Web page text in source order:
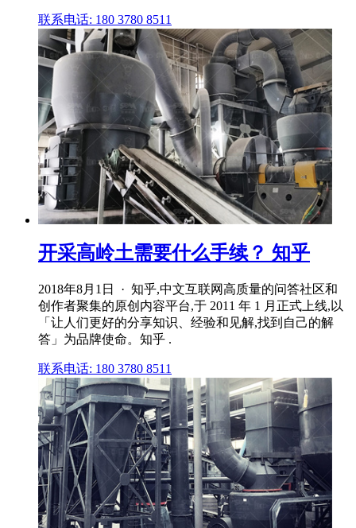
联系电话: 180 3780 8511
开采高岭土需要什么手续？ 知乎
2018年8月1日 · 知乎,中文互联网高质量的问答社区和
创作者聚集的原创内容平台,于 2011 年 1 月正式上线,以
「让人们更好的分享知识、经验和见解,找到自己的解
答」为品牌使命。知乎 .
联系电话: 180 3780 8511